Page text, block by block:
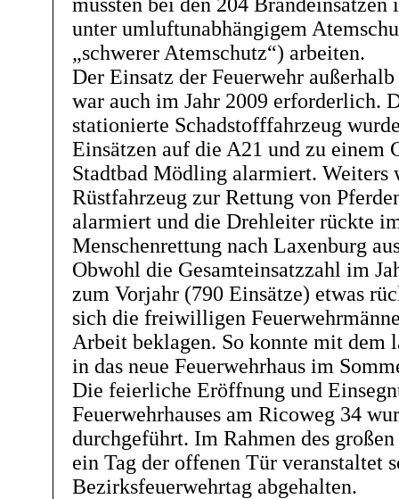
unter umluftunabhängigem
„schwerer Atemschutz“) arbeiten.
Der Einsatz der Feuerwehr
war auch im Jahr 2009 erforderlich.
stationierte Schadstofffahrzeug
Einsätzen auf die A21 und zu einem
Stadtbad Mödling alarmiert. Weiters
Rüstfahrzeug zur Rettung von
alarmiert und die Drehleiter rückte
Menschenrettung nach Laxenburg
Obwohl die Gesamteinsatzzahl im
zum Vorjahr (790 Einsätze) etwas
sich die freiwilligen
Arbeit beklagen. So konnte mit dem
in das neue Feuerwehrhaus im
Die feierliche Eröffnung und
Feuerwehrhauses am Ricoweg 34
durchgeführt. Im Rahmen des
ein Tag der offenen Tür veranstaltet
Bezirksfeuerwehrtag abgehalten.